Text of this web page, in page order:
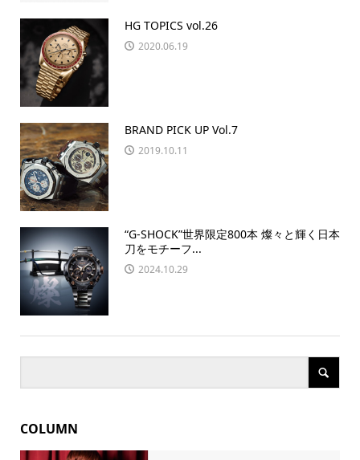
HG TOPICS vol.26
2020.06.19
BRAND PICK UP Vol.7
2019.10.11
“G-SHOCK”世界限定800本 燦々と輝く日本
刀をモチーフ...
2024.10.29
COLUMN